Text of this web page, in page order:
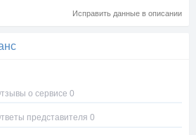
Исправить данные в описании
о сервисе 0
представителя 0